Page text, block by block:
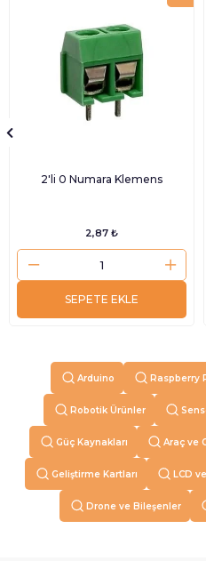
2'li 0 Numara Klemens
2,87 ₺
SEPETE EKLE
Arduino Raspberry
Robotik Ürünler
Güç Kaynakları Araç ve
Geliştirme Kartları LCD
Drone ve Bileşenler